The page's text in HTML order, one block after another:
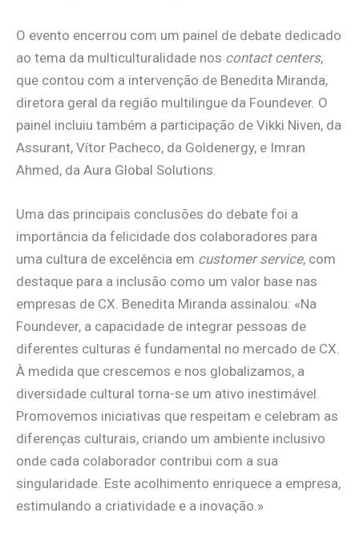
O evento encerrou com um painel de debate dedicado
ao tema da multiculturalidade nos contact centers,
que contou com a intervenção de Benedita Miranda,
diretora geral da região multilingue da Foundever. O
painel incluiu também a participação de Vikki Niven, da
Assurant, Vítor Pacheco, da Goldenergy, e Imran
Ahmed, da Aura Global Solutions.
Uma das principais conclusões do debate foi a
importância da felicidade dos colaboradores para
uma cultura de excelência em customer service, com
destaque para a inclusão como um valor base nas
empresas de CX. Benedita Miranda assinalou: «Na
Foundever, a capacidade de integrar pessoas de
diferentes culturas é fundamental no mercado de CX.
À medida que crescemos e nos globalizamos, a
diversidade cultural torna-se um ativo inestimável.
Promovemos iniciativas que respeitam e celebram as
diferenças culturais, criando um ambiente inclusivo
onde cada colaborador contribui com a sua
singularidade. Este acolhimento enriquece a empresa,
estimulando a criatividade e a inovação.»